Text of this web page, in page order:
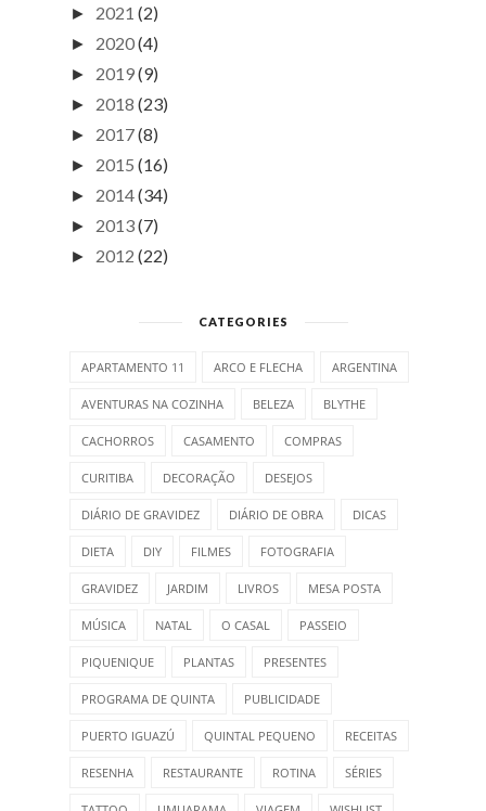
► 2021 (2)
► 2020(4)
► 2019(9)
► 2018 (23)
► 2017(8)
► 2015 (16)
► 2014(34)
► 2013(7)
► 2012 (22)
CATEGORIES
APARTAMENTO 11 ARCO E FLECHA ARGENTINA
AVENTURAS NA COZINHA BELEZA BLYTHE
CACHORROS CASAMENTO COMPRAS
CURITIBA DECORAÇÃO DESEJOS
DIÁRIO DE GRAVIDEZ DIÁRIO DE OBRA DICAS
DIETA DIY FILMES FOTOGRAFIA
GRAVIDEZ JARDIM LIVROS MESA POSTA
MÚSICA NATAL O CASAL PASSEIO
PIQUENIQUE PLANTAS PRESENTES
PROGRAMA DE QUINTA PUBLICIDADE
PUERTO IGUAZÚ QUINTAL PEQUENO RECEITAS
RESENHA RESTAURANTE ROTINA SÉRIES